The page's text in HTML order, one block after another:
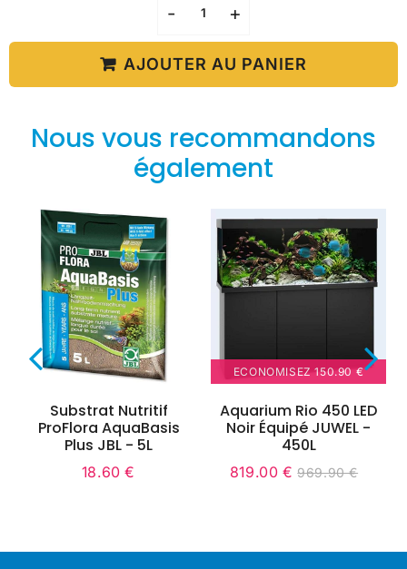
- +
AJOUTER AU PANIER
Nous vous recommandons
également
Substrat Nutritif
ProFlora AquaBasis
Plus JBL - 5L
Prix
18.60 €
ECONOMISEZ 150.90 €
Aquarium Rio 450 LED
Noir Équipé JUWEL -
450L
Prix
819.00 € 819.00
Prix
969.90 €